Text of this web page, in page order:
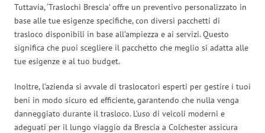
Tuttavia, ‘Traslochi Brescia’ offre un preventivo personalizzato in
base alle tue esigenze specifiche, con diversi pacchetti di
trasloco disponibili in base all’ampiezza e ai servizi. Questo
significa che puoi scegliere il pacchetto che meglio si adatta alle
tue esigenze e al tuo budget.
Inoltre, l’azienda si avvale di traslocatori esperti per gestire i tuoi
beni in modo sicuro ed efficiente, garantendo che nulla venga
danneggiato durante il trasloco. L’uso di veicoli moderni e
adeguati per il lungo viaggio da Brescia a Colchester assicura